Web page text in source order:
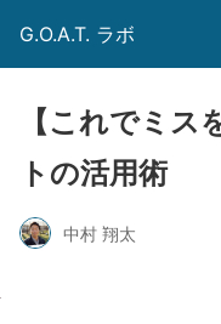
G.O.A.T. ラボ
【これでミス
トの活用術
中村 翔太